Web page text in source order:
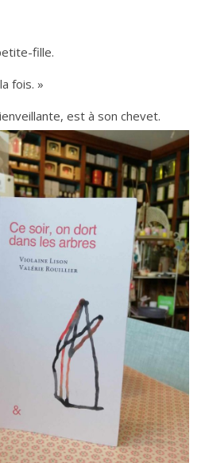
fille.
fois. »
est à son chevet.